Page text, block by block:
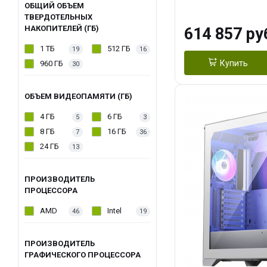
ОБЩИЙ ОБЪЕМ
ТВЕРДОТЕЛЬНЫХ
НАКОПИТЕЛЕЙ (ГБ)
1 ТБ 19 512 ГБ 16
960 ГБ 30
ОБЪЕМ ВИДЕОПАМЯТИ (ГБ)
4 ГБ 5 6 ГБ 3
8 ГБ 7 16 ГБ 36
24 ГБ 13
ПРОИЗВОДИТЕЛЬ
ПРОЦЕССОРА
AMD 46 Intel 19
ПРОИЗВОДИТЕЛЬ
ГРАФИЧЕСКОГО ПРОЦЕССОРА
Turbo/ 1 ТБ
614 857
Купить